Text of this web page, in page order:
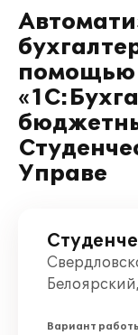
Управе
Вариант